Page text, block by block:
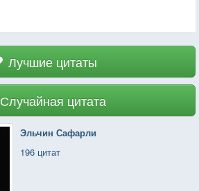
Лучшие цитаты
Случайная цитата
Эльчин Сафарли
196 цитат